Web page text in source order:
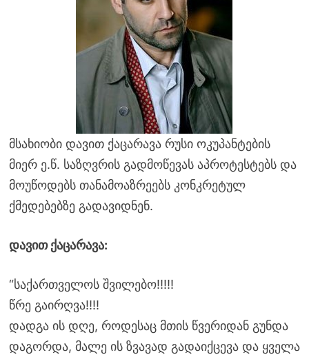
მსახიობი დავით ქაცარავა რუსი ოკუპანტების
მიერ ე.წ. საზღვრის გადმოწევას აპროტესტებს და
მოუწოდებს თანამოაზრეებს კონკრეტულ
ქმედებებზე გადავიდნენ.
დავით ქაცარავა:
“საქართველოს შვილებო!!!!!
წრე გაირღვა!!!!
დადგა ის დღე, როდესაც მთის წვერიდან გუნდა
დაგორდა, მალე ის ზვავად გადაიქცევა და ყველა